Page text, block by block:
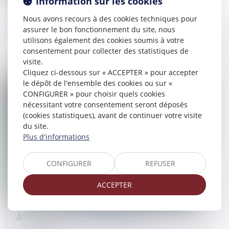
Travail dissimulé, blanchiment de
capitaux et escroquerie aux
prestations sociales : 12 mis en cause et
plus de 4 millions d’euros de saisies
08/07/2026
Avis relatif à la surpopulation
Droit pénal
Nous avons recours à des cookies techniques pour
assurer le bon fonctionnement du site, nous
utilisons également des cookies soumis à votre
consentement pour collecter des statistiques de
visite.
Cliquez ci-dessous sur « ACCEPTER » pour accepter
le dépôt de l'ensemble des cookies ou sur «
CONFIGURER » pour choisir quels cookies
nécessitant votre consentement seront déposés
(cookies statistiques), avant de continuer votre visite
du site.
Plus d'informations
CONFIGURER REFUSER
ACCEPTER